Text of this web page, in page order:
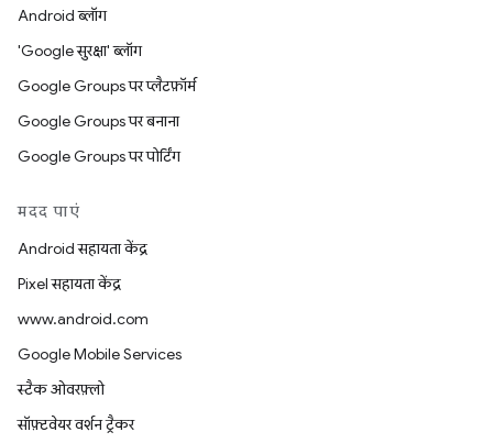
Android ब्लॉग
'Google सुरक्षा' ब्लॉग
Google Groups पर प्लैटफ़ॉर्म
Google Groups पर बनाना
Google Groups पर पोर्टिंग
मदद पाएं
Android सहायता केंद्र
Pixel सहायता केंद्र
www.android.com
Google Mobile Services
स्टैक ओवरफ़्लो
सॉफ़्टवेयर वर्शन ट्रैकर